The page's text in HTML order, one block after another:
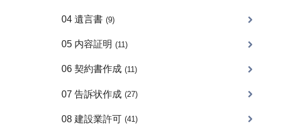
04 遺言書 (9)
05 内容証明 (11)
06 契約書作成 (11)
07 告訴状作成 (27)
08 建設業許可 (41)